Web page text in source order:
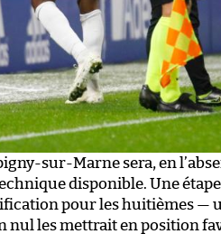
sur-Marne sera, en
disponible. Une
pour les huitièmes —
nul les mettrait en position